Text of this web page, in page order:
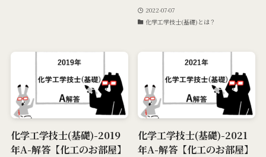
2022-07-07
化学工学技士(基礎)とは？
化学工学技士(基礎)-2019
年A-解答【化工のお部屋】
化学工学技士(基礎)-2021
年A-解答【化工のお部屋】